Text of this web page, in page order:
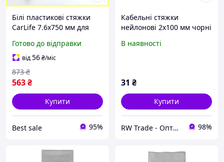
Білі пластикові стяжки
CarLife 7.6x750 мм для
фіксатори для організації
проводки
Готово до відправки
від56₴/міс
563₴
873 ₴
Купити
Best sale 95%
Кабельні стяжки
нейлонові 2х100 мм чорні
проводки Nylon Cable Tie
В наявності
31 ₴
Купити
RW Trade - Оптово-роздрібний інтернет-магазин 98%